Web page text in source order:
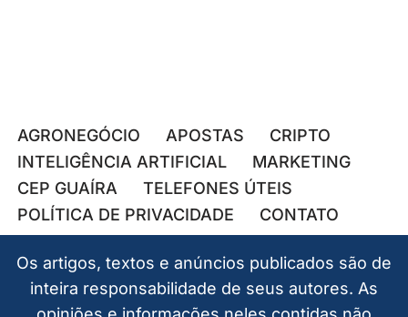
AGRONEGÓCIO APOSTAS
CRIPTO
INTELIGÊNCIA ARTIFICIAL
MARKETING
CEP GUAÍRA
TELEFONES ÚTEIS
POLÍTICA DE PRIVACIDADE
CONTATO
Os artigos, textos e anúncios publicados são de
inteira responsabilidade de seus autores. As